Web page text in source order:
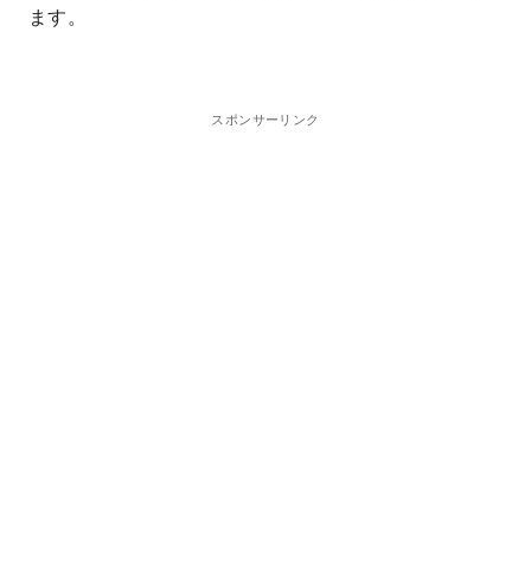
ます。
スポンサーリンク